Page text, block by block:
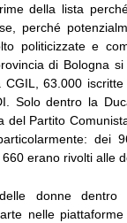
della lista
perché
politicizzate e
di Bologna
CGIL, 63.000
Solo dentro la
del Partito
dei
erano rivolti alle
donne
nelle piattaforme